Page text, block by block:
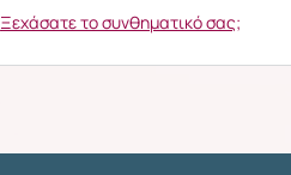
Ξεχάσατε το συνθηματικό σας;